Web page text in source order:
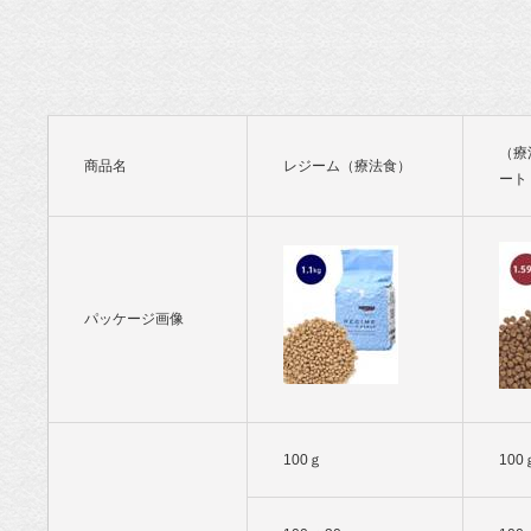
- ポチ公式サ
イト商品名 レジーム（療法食）
（
ート
パッケージ画像
100ｇ 100